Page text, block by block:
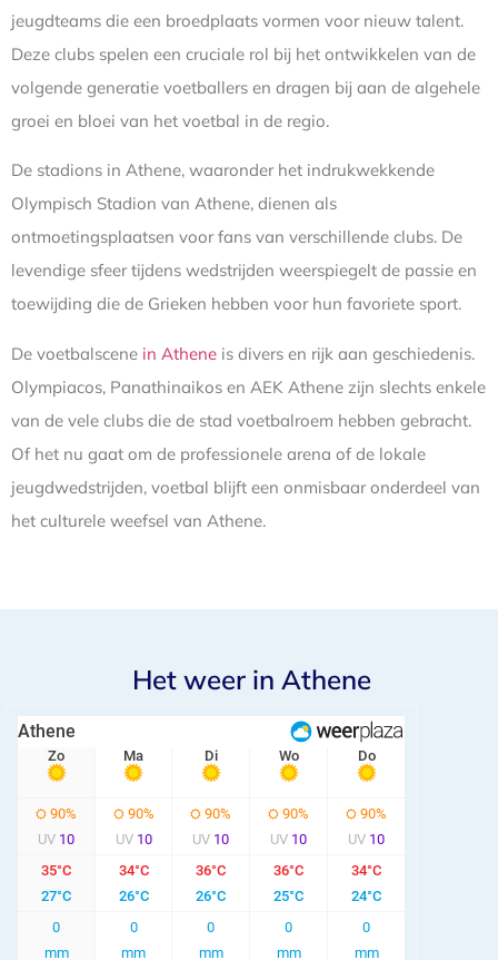
jeugdteams die een broedplaats vormen voor nieuw talent.
Deze clubs spelen een cruciale rol bij het ontwikkelen van de
volgende generatie voetballers en dragen bij aan de algehele
groei en bloei van het voetbal in de regio.
De stadions in Athene, waaronder het indrukwekkende
Olympisch Stadion van Athene, dienen als
ontmoetingsplaatsen voor fans van verschillende clubs. De
levendige sfeer tijdens wedstrijden weerspiegelt de passie en
toewijding die de Grieken hebben voor hun favoriete sport.
De voetbalscene in Athene is divers en rijk aan geschiedenis.
Olympiacos, Panathinaikos en AEK Athene zijn slechts enkele
van de vele clubs die de stad voetbalroem hebben gebracht.
Of het nu gaat om de professionele arena of de lokale
jeugdwedstrijden, voetbal blijft een onmisbaar onderdeel van
het culturele weefsel van Athene.
Het weer in Athene